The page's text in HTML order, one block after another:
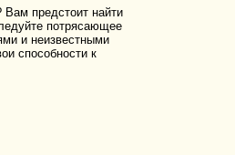
Вам предстоит найти
потрясающее
и неизвестными
способности к